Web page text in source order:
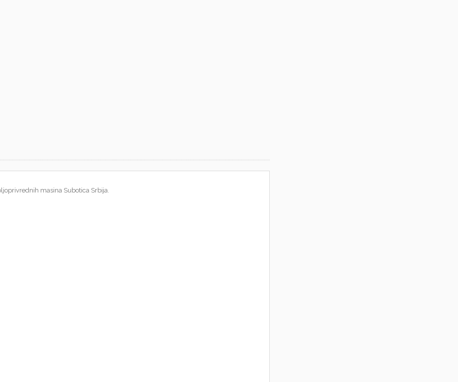
masina Subotica Srbija.